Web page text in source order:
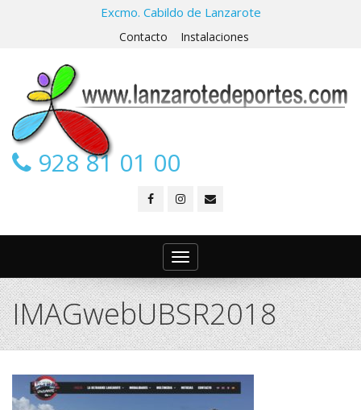
Excmo. Cabildo de Lanzarote
Contacto Instalaciones
928 81 01 00
Toggle
navigation
IMAGwebUBSR2018